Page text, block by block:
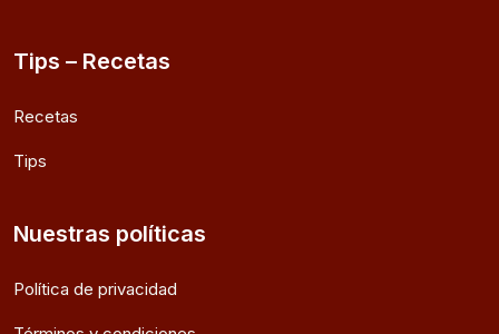
Tips – Recetas
Recetas
Tips
Nuestras políticas
Política de privacidad